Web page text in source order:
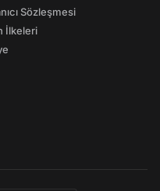
Sözleşmesi
İlkeleri